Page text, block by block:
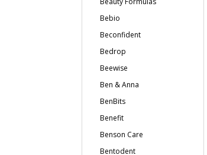
Bebio
Beconfident
Bedrop
Beewise
Ben & Anna
BenBits
Benefit
Benson Care
Bentodent